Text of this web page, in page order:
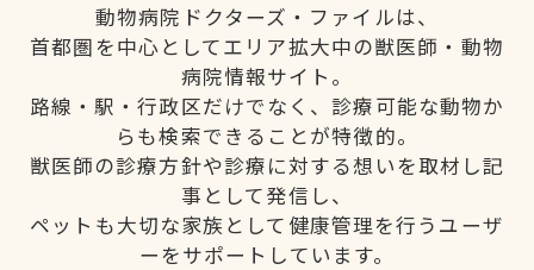
動物病院ドクターズ・ファイルは、
首都圏を中心としてエリア拡大中の獣医師・動物
病院情報サイト。
路線・駅・行政区だけでなく、診療可能な動物か
らも検索できることが特徴的。
獣医師の診療方針や診療に対する想いを取材し記
事として発信し、
ペットも大切な家族として健康管理を行うユーザ
ーをサポートしています。